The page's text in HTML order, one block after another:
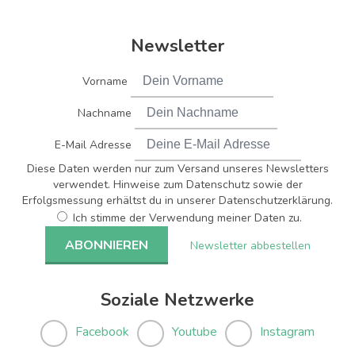
Newsletter
Vorname
Nachname
E-Mail Adresse
Diese Daten werden nur zum Versand unseres Newsletters
verwendet. Hinweise zum Datenschutz sowie der
Erfolgsmessung erhältst du in unserer Datenschutzerklärung.
Ich stimme der Verwendung meiner Daten zu.
Newsletter abbestellen
Soziale Netzwerke
Facebook Youtube Instagram